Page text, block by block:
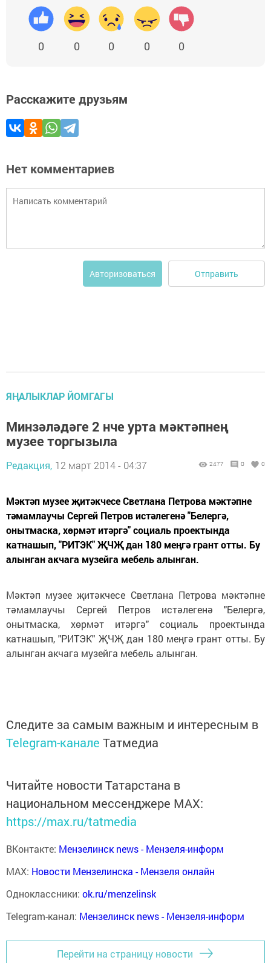
0 0 0 0 0
Расскажите друзьям
Нет комментариев
Авторизоваться Отправить
ЯҢАЛЫКЛАР ЙОМГАГЫ
Минзәләдәге 2 нче урта мәктәпнең
музее торгызыла
Редакция, 12 март 2014 - 04:37 2477 0 0
Мәктәп музее җитәкчесе Светлана Петрова мәктәпне
тәмамлаучы Сергей Петров истәлегенә "Белергә,
онытмаска, хөрмәт итәргә" социаль проектында
катнашып, "РИТЭК" ҖЧҖ дан 180 меңгә грант отты. Бу
алынган акчага музейга мебель алынган.
Мәктәп музее җитәкчесе Светлана Петрова мәктәпне
тәмамлаучы Сергей Петров истәлегенә "Белергә,
онытмаска, хөрмәт итәргә" социаль проектында
катнашып, "РИТЭК" ҖЧҖ дан 180 меңгә грант отты. Бу
алынган акчага музейга мебель алынган.
Следите за самым важным и интересным в
Telegram-канале Татмедиа
Читайте новости Татарстана в
национальном мессенджере MАХ:
https://max.ru/tatmedia
ВКонтакте: Мензелинск news - Мензеля-информ
MAX: Новости Мензелинска - Мензеля онлайн
Одноклассники: ok.ru/menzelinsk
Telegram-канал: Мензелинск news - Мензеля-информ
Перейти на страницу новости